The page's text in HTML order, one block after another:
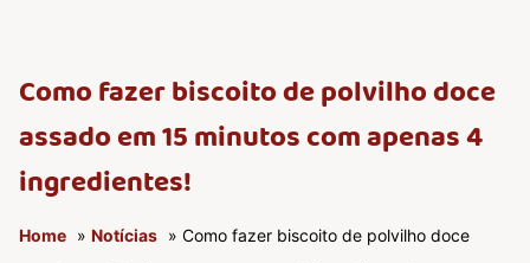
Como fazer biscoito de polvilho doce
assado em 15 minutos com apenas 4
ingredientes!
Home » Notícias » Como fazer biscoito de polvilho doce